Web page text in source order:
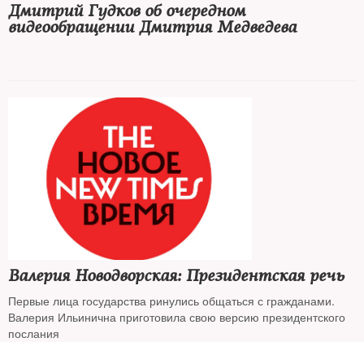
Дмитрий Гудков об очередном
видеообращении Дмитрия Медведева
Валерия Новодворская: Президентская речь
Первые лица государства ринулись общаться с гражданами.
Валерия Ильинична приготовила свою версию президентского
послания